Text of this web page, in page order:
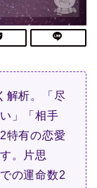
解析。「尽
」「相手
特有の恋愛
。片思
の運命数2